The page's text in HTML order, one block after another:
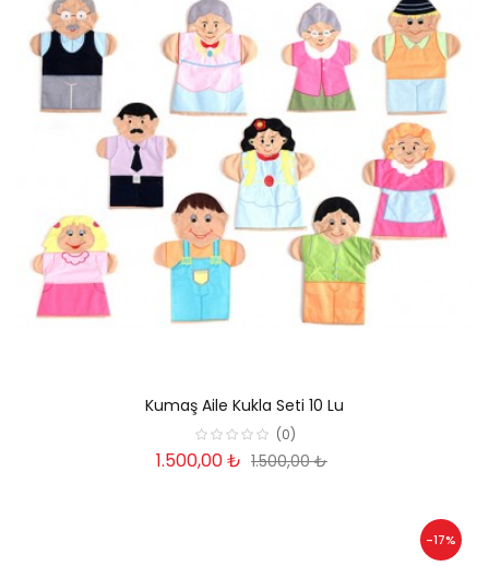
Kumaş Aile Kukla Seti 10 Lu
(0)
1.500,00 ₺ 1.500,00 ₺
-17%